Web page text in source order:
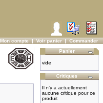
Mon compte|Voir panier|Commander
Panier
vide
Critiques
Il n'y a actuellement
aucune critique pour ce
produit